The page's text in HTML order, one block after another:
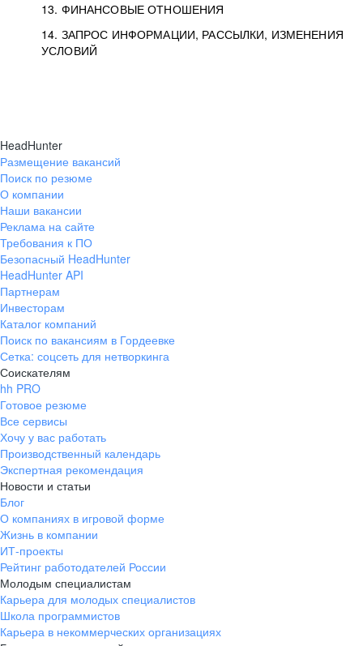
13. ФИНАНСОВЫЕ ОТНОШЕНИЯ
14. ЗАПРОС ИНФОРМАЦИИ, РАССЫЛКИ, ИЗМЕНЕНИЯ
УСЛОВИЙ
HeadHunter
Размещение вакансий
Поиск по резюме
О компании
Наши вакансии
Реклама на сайте
Требования к ПО
Безопасный HeadHunter
HeadHunter API
Партнерам
Инвесторам
Каталог компаний
Поиск по вакансиям в Гордеевке
Сетка: соцсеть для нетворкинга
Соискателям
hh PRO
Готовое резюме
Все сервисы
Хочу у вас работать
Производственный календарь
Экспертная рекомендация
Новости и статьи
Блог
О компаниях в игровой форме
Жизнь в компании
ИТ-проекты
Рейтинг работодателей России
Молодым специалистам
Карьера для молодых специалистов
Школа программистов
Карьера в некоммерческих организациях